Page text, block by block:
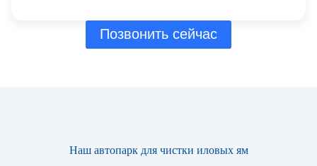
Позвонить сейчас
Наш автопарк для чистки иловых ям